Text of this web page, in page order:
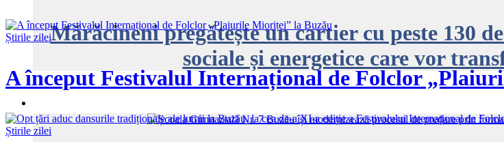
Mărăcineni pregătește un cartier cu peste 130
sociale și energetice care vor
Știrile zilei
A început Festivalul Internațional de Folclor
Știrile zilei